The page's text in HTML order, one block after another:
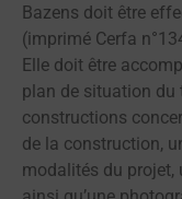
Bazens doit être
(imprimé Cerfa
Elle doit être
plan de situation du
constructions
de la construction,
modalités du projet,